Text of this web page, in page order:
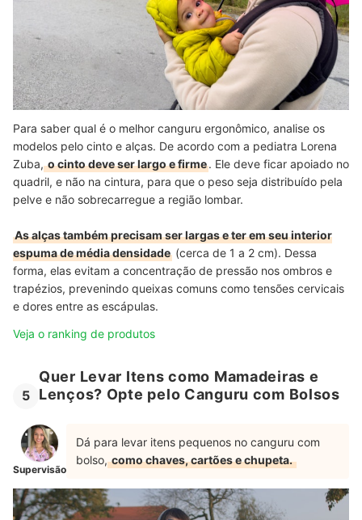
Para saber qual é o melhor canguru ergonômico, analise os
modelos pelo cinto e alças. De acordo com a pediatra Lorena
Zuba,o cinto deve ser largo e firme. Ele deve ficar apoiado no
quadril, e não na cintura, para que o peso seja distribuído pela
pelve e não sobrecarregue a região lombar.
As alças também precisam ser largas e ter em seu interior
espuma de média densidade (cerca de 1 a 2 cm). Dessa
forma, elas evitam a concentração de pressão nos ombros e
trapézios, prevenindo queixas comuns como tensões cervicais
e dores entre as escápulas.
Veja o ranking de produtos
5
Quer Levar Itens como Mamadeiras e
Lenços? Opte pelo Canguru com Bolsos
Supervisão
Dá para levar itens pequenos no canguru com
bolso,como chaves, cartões e chupeta.